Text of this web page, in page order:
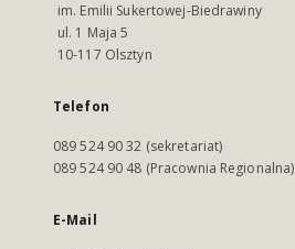
im. Emilii Sukertowej-Biedrawiny
ul. 1 Maja 5
10-117 Olsztyn
Telefon
089 524 90 32 (sekretariat)
089 524 90 48 (Pracownia Regionalna)
E-Mail